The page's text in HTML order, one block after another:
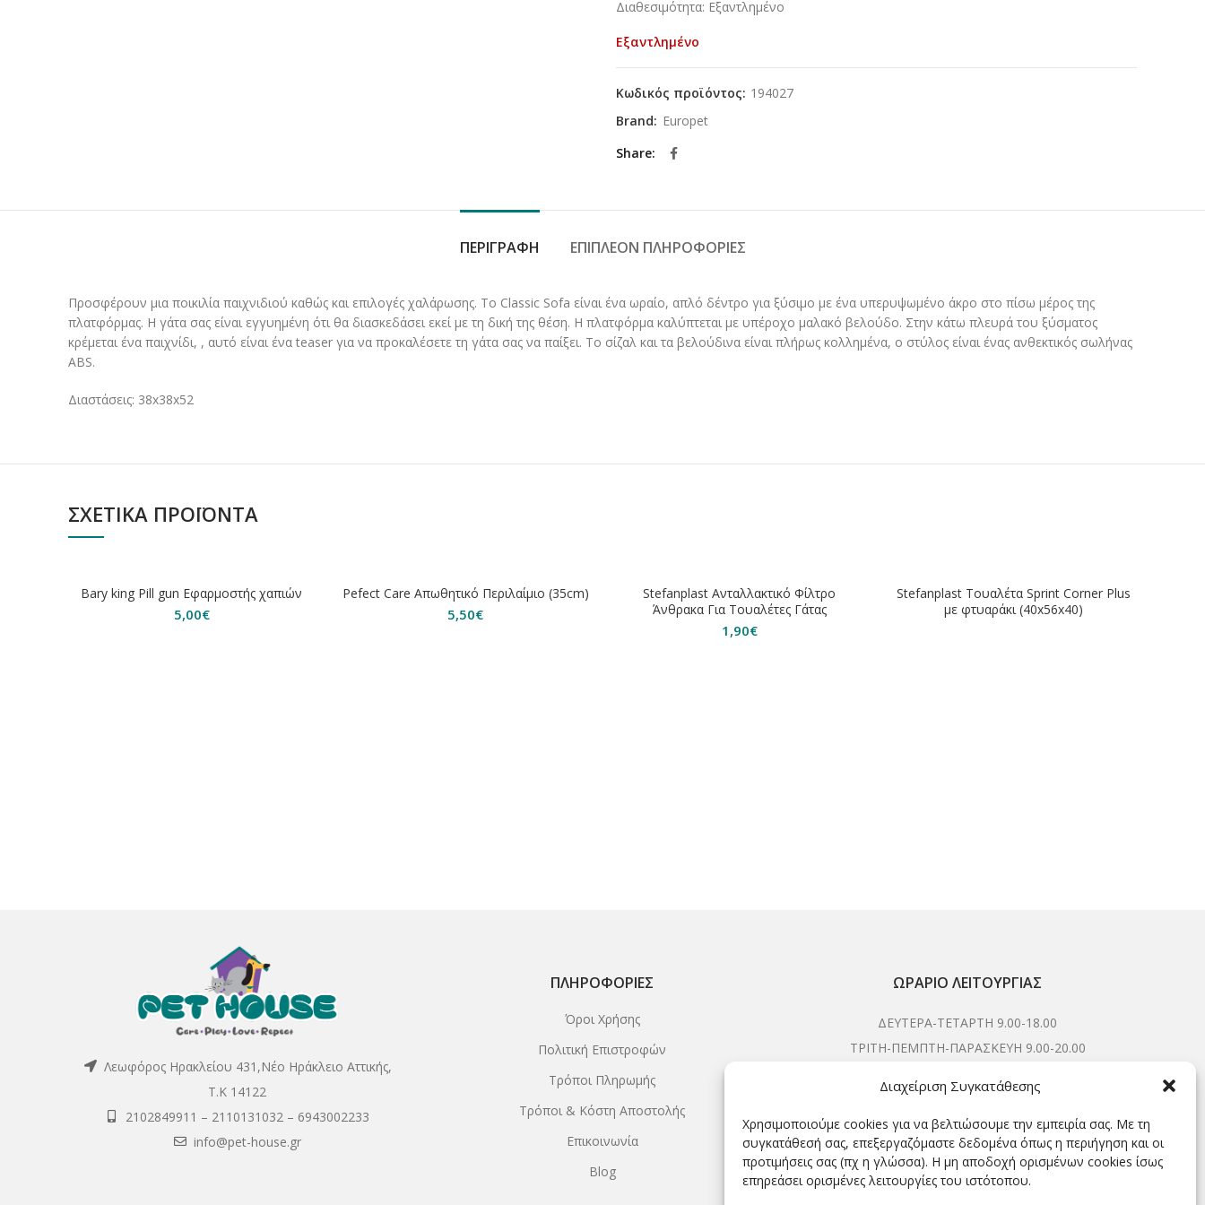
Διαχείριση Συγκατάθεσης
Χρησιμοποιούμε cookies για να βελτιώσουμε την εμπειρία σας. Με τη
συγκατάθεσή σας, επεξεργαζόμαστε δεδομένα όπως η περιήγηση και οι
προτιμήσεις σας (πχ η γλώσσα). Η μη αποδοχή ορισμένων cookies ίσως
επηρεάσει ορισμένες λειτουργίες του ιστότοπου.
was:
63,10€.
τιμή
56,70€.
Διαθεσιμότητα: Εξαντλημένο
Εξαντλημένο
Κωδικός προϊόντος: 194027
Brand: Europet
Share
ΠΕΡΙΓΡΑΦΉ ΕΠΙΠΛΈΟΝ ΠΛΗΡΟΦΟΡΊΕΣ
Προσφέρουν μια ποικιλία παιχνιδιού καθώς και επιλογές χαλάρωσης. Το Classic Sofa είναι ένα ωραίο, απλό δέντρο για ξύσιμο με ένα υπερυψωμένο άκρο στο πίσω μέρος της
πλατφόρμας. Η γάτα σας είναι εγγυημένη ότι θα διασκεδάσει εκεί με τη δική της θέση. Η πλατφόρμα καλύπτεται με υπέροχο μαλακό βελούδο. Στην κάτω πλευρά του ξύσματος
κρέμεται ένα παιχνίδι, , αυτό είναι ένα teaser για να προκαλέσετε τη γάτα σας να παίξει. Το σίζαλ και τα βελούδινα είναι πλήρως κολλημένα, ο στύλος είναι ένας ανθεκτικός σωλήνας
ABS.
Διαστάσεις: 38x38x52
ΣΧΕΤΙΚΆ ΠΡΟΪΌΝΤΑ
Bary king Pill gun Εφαρμοστής χαπιών
5,00€
Pefect Care Απωθητικό Περιλαίμιο (35cm)
5,50€
Stefanplast Ανταλλακτικό Φίλτρο
Άνθρακα Για Τουαλέτες Γάτας
1,90€
Stefanplast Toυαλέτα Sprint Corner Plus
με φτυαράκι (40x56x40)
Λεωφόρος Ηρακλείου 431,Νέο Ηράκλειο Αττικής,
Τ.Κ 14122
2102849911 – 2110131032 – 6943002233
info@pet-house.gr
ΠΛΗΡΟΦΟΡΊΕΣ
Όροι Χρήσης
Πολιτική Επιστροφών
Τρόποι Πληρωμής
Τρόποι & Κόστη Αποστολής
Επικοινωνία
Blog
ΩΡΆΡΙΟ ΛΕΙΤΟΥΡΓΊΑΣ
ΔΕΥΤΕΡΑ-ΤΕΤΑΡΤΗ 9.00-18.00
ΤΡΙΤΗ-ΠΕΜΠΤΗ-ΠΑΡΑΣΚΕΥΗ 9.00-20.00
ΕΓΓΡΑΦΕΊΤΕ ΓΙΑ ΝΑ ΛΑΜΒΆΝΕΤΕ ΠΡΏΤΟΙ NΈΑ &
ΠΡΟΣΦΟΡΈΣ ΜΑΣ!